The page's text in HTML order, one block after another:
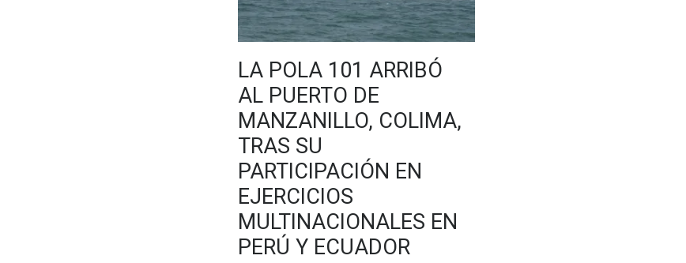
LA POLA 101 ARRIBÓ
AL PUERTO DE
MANZANILLO, COLIMA,
TRAS SU
PARTICIPACIÓN EN
EJERCICIOS
MULTINACIONALES EN
PERÚ Y ECUADOR